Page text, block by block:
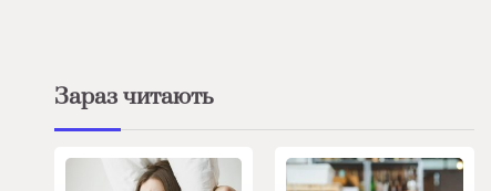
Зараз читають